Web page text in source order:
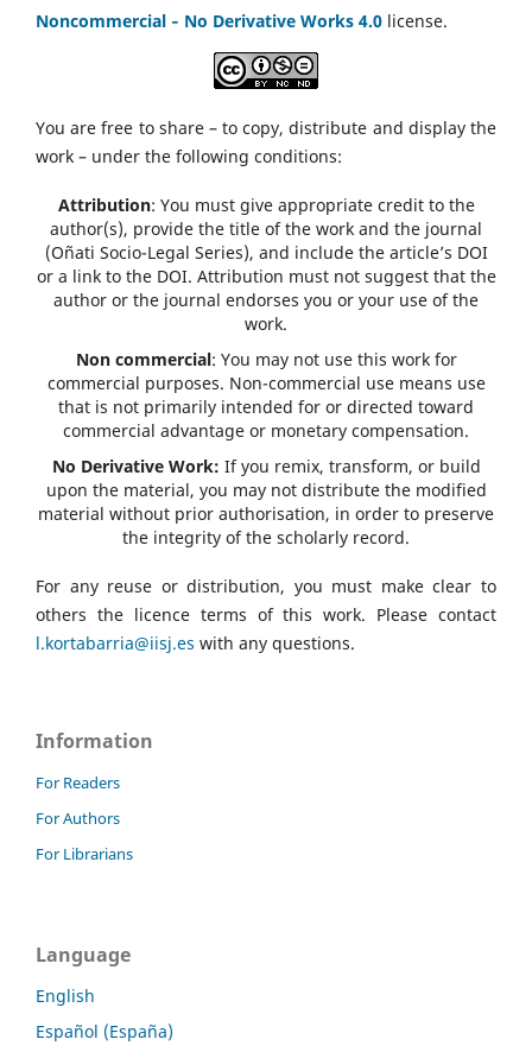
Noncommercial ‑ No Derivative Works 4.0 license.
You are free to share – to copy, distribute and display the
work – under the following conditions:
Attribution: You must give appropriate credit to the
author(s), provide the title of the work and the journal
(Oñati Socio-Legal Series), and include the article’s DOI
or a link to the DOI. Attribution must not suggest that the
author or the journal endorses you or your use of the
work.
Non commercial: You may not use this work for
commercial purposes. Non-commercial use means use
that is not primarily intended for or directed toward
commercial advantage or monetary compensation.
No Derivative Work: If you remix, transform, or build
upon the material, you may not distribute the modified
material without prior authorisation, in order to preserve
the integrity of the scholarly record.
For any reuse or distribution, you must make clear to
others the licence terms of this work. Please contact
l.kortabarria@iisj.es with any questions.
Information
For Readers
For Authors
For Librarians
Language
English
Español (España)